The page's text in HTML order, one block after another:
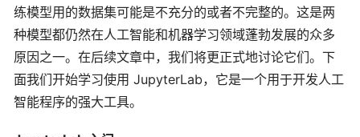
练模型用的数据集可能是不充分的或者不完整的。这是两
种模型都仍然在人工智能和机器学习领域蓬勃发展的众多
原因之一。在后续文章中，我们将更正式地讨论它们。下
面我们开始学习使用 JupyterLab，它是一个用于开发人工
智能程序的强大工具。